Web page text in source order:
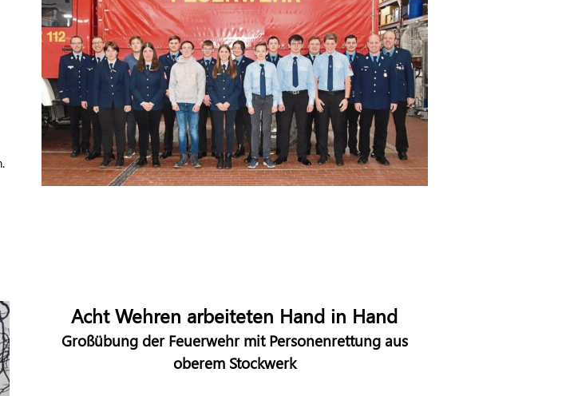
Acht Wehren arbeiteten Hand in Hand
Großübung der Feuerwehr mit Personenrettung aus
oberem Stockwerk